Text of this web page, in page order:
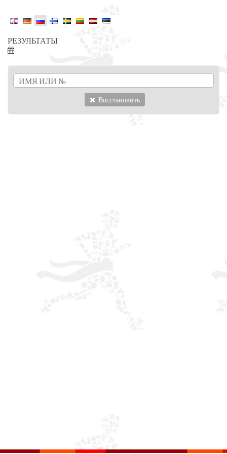
РЕЗУЛЬТАТЫ
Восстановить